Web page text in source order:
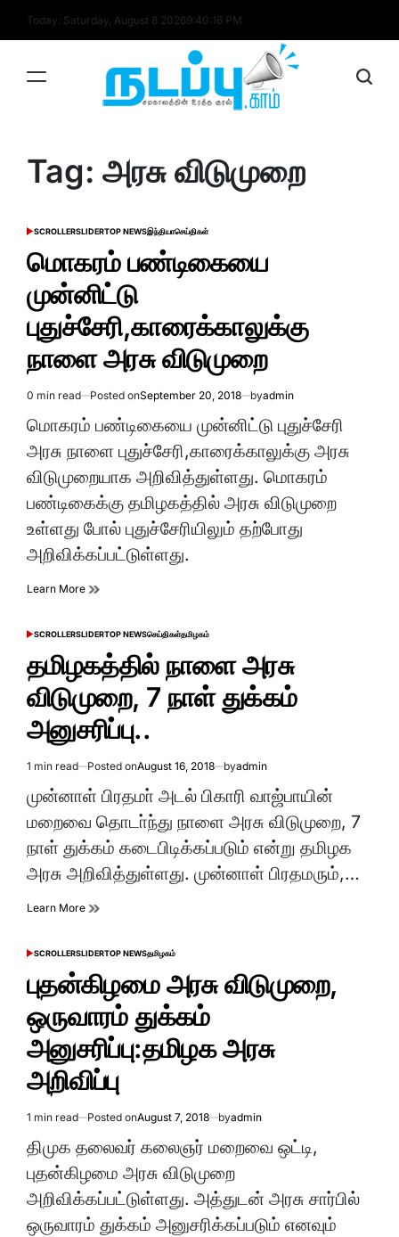
Today: Saturday, August 8 20269:40:16 PM
Tag: அரசு விடுமுறை
POSTED
SCROLLERSLIDERTOP NEWSஇந்தியாசெய்திகள்
மொகரம் பண்டிகையை
முன்னிட்டு
புதுச்சேரி,காரைக்காலுக்கு
நாளை அரசு விடுமுறை
Estimated
read
time
0 min read Posted onSeptember 20, 2018 byadmin
மொகரம் பண்டிகையை முன்னிட்டு புதுச்சேரி
அரசு நாளை புதுச்சேரி,காரைக்காலுக்கு அரசு
விடுமுறையாக அறிவித்துள்ளது. மொகரம்
பண்டிகைக்கு தமிழகத்தில் அரசு விடுமுறை
உள்ளது போல் புதுச்சேரியிலும் தற்போது
அறிவிக்கப்பட்டுள்ளது.
Learn More
POSTED
SCROLLERSLIDERTOP NEWSசெய்திகள்தமிழகம்
தமிழகத்தில் நாளை அரசு
விடுமுறை, 7 நாள் துக்கம்
அனுசரிப்பு..
Estimated
time
1 min read Posted onAugust 16, 2018 byadmin
முன்னாள் பிரதமா் அடல் பிகாரி வாஜ்பாயின்
மறைவை தொடா்ந்து நாளை அரசு விடுமுறை, 7
நாள் துக்கம் கடைபிடிக்கப்படும் என்று தமிழக
அரசு அறிவித்துள்ளது. முன்னாள் பிரதமரும்,…
Learn More
POSTED
SCROLLERSLIDERTOP NEWSதமிழகம்
புதன்கிழமை அரசு விடுமுறை,
ஒருவாரம் துக்கம்
அனுசரிப்பு:தமிழக அரசு
அறிவிப்பு
Estimated
read
time
1 min read Posted onAugust 7, 2018 byadmin
திமுக தலைவர் கலைஞர் மறைவை ஒட்டி,
புதன்கிழமை அரசு விடுமுறை
அறிவிக்கப்பட்டுள்ளது. அத்துடன் அரசு சார்பில்
ஒருவாரம் துக்கம் அனுசரிக்கப்படும் எனவும்